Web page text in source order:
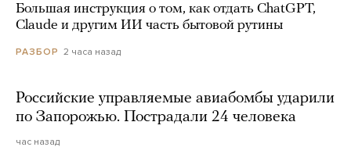
Большая инструкция о том, как отдать ChatGPT,
Claude и другим ИИ часть бытовой рутины
РАЗБОР 2 часа назад
Российские управляемые авиабомбы ударили
по Запорожью. Пострадали 24 человека
час назад